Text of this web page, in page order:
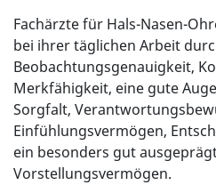
Fachärzte für Hals-Nasen-
bei ihrer täglichen Arbeit
Beobachtungsgenauigkeit,
Merkfähigkeit, eine gute
Sorgfalt,
Einfühlungsvermögen,
ein besonders gut
Vorstellungsvermögen.